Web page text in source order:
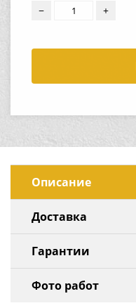
− +
Описание
Доставка
Гарантии
Фото работ